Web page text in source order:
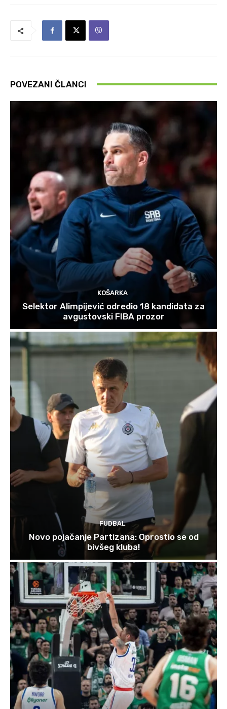
POVEZANI ČLANCI
KOŠARKA
Selektor Alimpijević odredio 18 kandidata za
avgustovski FIBA prozor
FUDBAL
Novo pojačanje Partizana: Oprostio se od
bivšeg kluba!